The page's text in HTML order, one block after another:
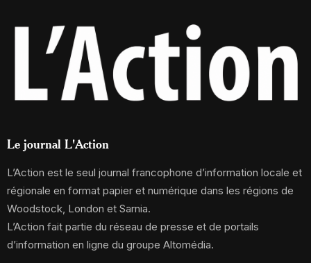
Le journal L'Action
L’Action est le seul journal francophone d’information locale et
régionale en format papier et numérique dans les régions de
Woodstock, London et Sarnia.
L’Action fait partie du réseau de presse et de portails
d’information en ligne du groupe Altomédia.